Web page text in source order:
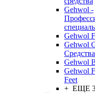
Gehwol -
Gehwol
Gehwol
Gehwol
Gehwol
Feet
+ ЕЩЕ